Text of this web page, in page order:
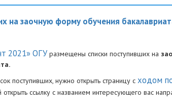
на заочную форму обучения
2021» ОГУразмещены списки поступивших на
поступивших, нужно открыть страницу с ходом
открыть ссылку с названием интересующего вас